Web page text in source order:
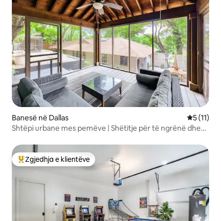
Banesë në Dallas Vlerësimi
5 (11)
Shtëpi urbane mes pemëve | Shëtitje për të ngrënë dhe
Më të mirat e zgjedhjeve të klientëve
Zgjedhja e klientëve